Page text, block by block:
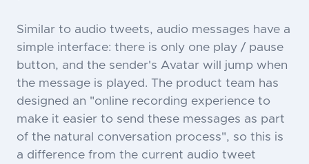
Similar to audio tweets, audio messages have a
simple interface: there is only one play / pause
button, and the sender's Avatar will jump when
the message is played. The product team has
designed an "online recording experience to
make it easier to send these messages as part
of the natural conversation process", so this is
a difference from the current audio tweet